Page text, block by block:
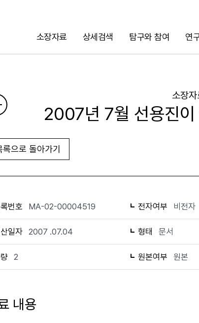
소장자료 상세검색 탐구와 참여 연
검색
소장자
2007년 7월 선용진이
록으로 돌아가기
번호 MA-02-00004519 전자여부 비전자
일자 2007 .07.04 형태 문서
2 원본여부 원본
내용